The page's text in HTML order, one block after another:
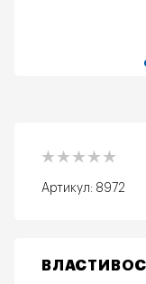
Артикул: 8972